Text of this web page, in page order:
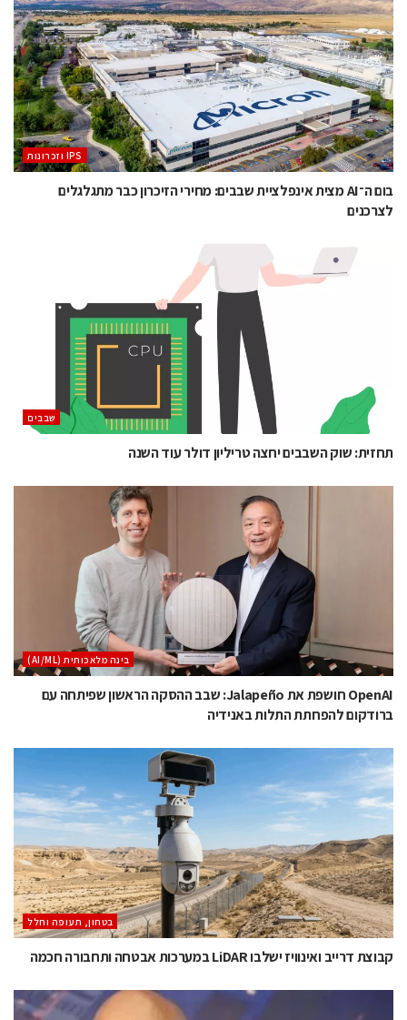
בום ה־AI מצית אינפלציית שבבים: מחירי הזיכרון כבר מתגלגלים
לצרכנים
‫שבבים‬
תחזית: שוק השבבים יחצה טריליון דולר עוד השנה
בינה מלאכותית (AI/ML)
OpenAI חושפת את Jalapeño: שבב ההסקה הראשון שפיתחה עם
ברודקום להפחתת התלות באנידיה
בטחון, תעופה וחלל
קבוצת דרייב ואינוויז ישלבו LiDAR במערכות אבטחה ותחבורה חכמה